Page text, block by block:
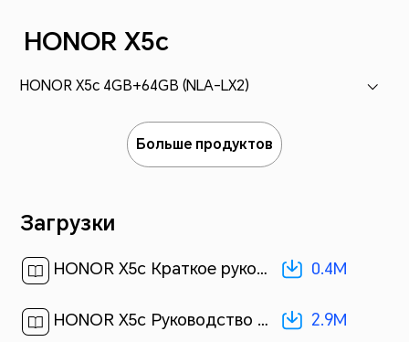
HONOR X5c
HONOR X5c 4GB+64GB (NLA-LX2)
Больше продуктов
Загрузки
HONOR X5c Краткое руководство пользователя-(Magic OS 9.0_01,NLA-LX2,ru)[ 0.4M ] 0.4M
HONOR X5c Руководство пользователя-(MagicOS 9.0_01,ru)[ 2.9M ] 2.9M